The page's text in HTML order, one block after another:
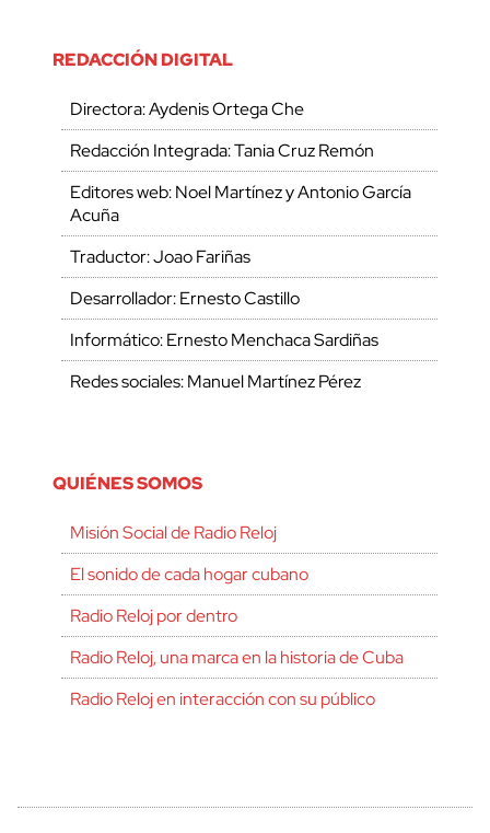
REDACCIÓN DIGITAL
Directora: Aydenis Ortega Che
Redacción Integrada: Tania Cruz Remón
Editores web: Noel Martínez y Antonio García
Acuña
Traductor: Joao Fariñas
Desarrollador: Ernesto Castillo
Informático: Ernesto Menchaca Sardiñas
Redes sociales: Manuel Martínez Pérez
QUIÉNES SOMOS
Misión Social de Radio Reloj
El sonido de cada hogar cubano
Radio Reloj por dentro
Radio Reloj, una marca en la historia de Cuba
Radio Reloj en interacción con su público